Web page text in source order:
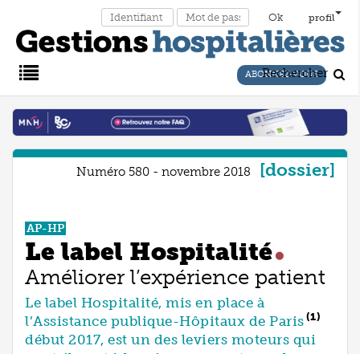
profil
Main
Menu
ABONNEZ-VOUS
Rechercher
Numéro 580 - novembre 2018 dossier
AP-HP
Le label Hospitalité
Améliorer l’expérience patient
Le label Hospitalité, mis en place à
l’Assistance publique-Hôpitaux de Paris (1)
début 2017, est un des leviers moteurs qui